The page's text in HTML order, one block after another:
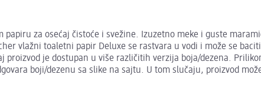
za osećaj čistoće i svežine. Izuzetno meke i guste
vlažni toaletni papir Deluxe se rastvara u vodi i može se
je dostupan u više različitih verzija boja/dezena.
boji/dezenu sa slike na sajtu. U tom slučaju, proizvod